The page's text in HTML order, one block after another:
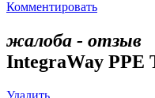
Комментировать
жалоба - отзыв
IntegraWay PPE
Удалить